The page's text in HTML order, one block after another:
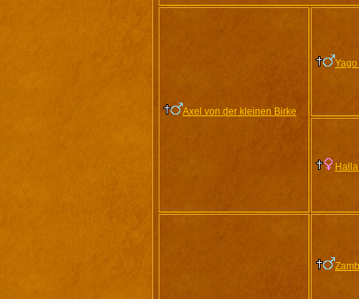
Axel von der kleinen Birke